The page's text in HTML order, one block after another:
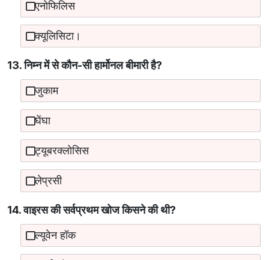
एनोफिलिस
क्यूलिसिटा।
13. निम्न में से कौन-सी हार्मोनल बीमारी है?
जुकाम
घेंघा
ट्यूबरक्लोसिस
लेप्रसी
14. वाइरस की सर्वप्रथम खोज किसने की थी?
ल्यूवेन हॉक